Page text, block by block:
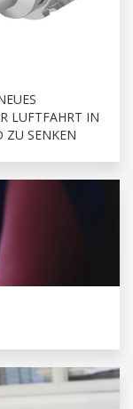
LUFTFAHRT IN
ZU SENKEN